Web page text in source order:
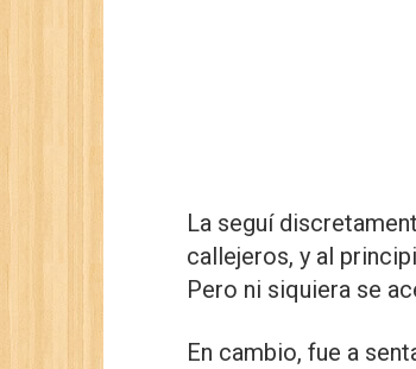
La seguí
callejeros, y al
Pero ni siquiera se
En cambio, fue a